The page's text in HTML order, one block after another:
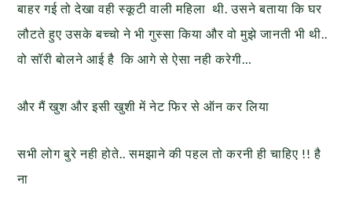
बाहर गई तो देखा वही स्कूटी वाली महिला थी. उसने बताया कि घर
लौटते हुए उसके बच्चो ने भी गुस्सा किया और वो मुझे जानती भी थी..
वो सॉरी बोलने आई है कि आगे से ऐसा नही करेगी…
और मैं खुश और इसी खुशी में नेट फिर से ऑन कर लिया
सभी लोग बुरे नही होते.. समझाने की पहल तो करनी ही चाहिए !! है
ना